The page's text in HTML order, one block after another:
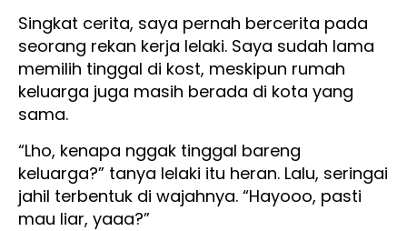
Singkat cerita, saya pernah bercerita pada
seorang rekan kerja lelaki. Saya sudah lama
memilih tinggal di kost, meskipun rumah
keluarga juga masih berada di kota yang
sama.
“Lho, kenapa nggak tinggal bareng
keluarga?” tanya lelaki itu heran. Lalu, seringai
jahil terbentuk di wajahnya. “Hayooo, pasti
mau liar, yaaa?”